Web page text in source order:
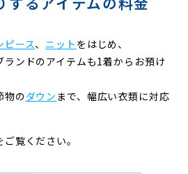
ピース、 ニット をはじめ、
ランドのアイテムも1着からお預け
物のダウン まで、幅広い衣類に対応
ご覧ください。